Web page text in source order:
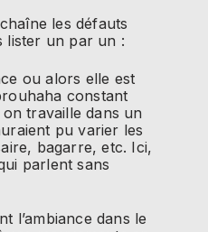
les défauts
lister un par un :
ou alors elle est
constant
travaille dans un
pu varier les
bagarre, etc. Ici,
parlent sans
l’ambiance dans le